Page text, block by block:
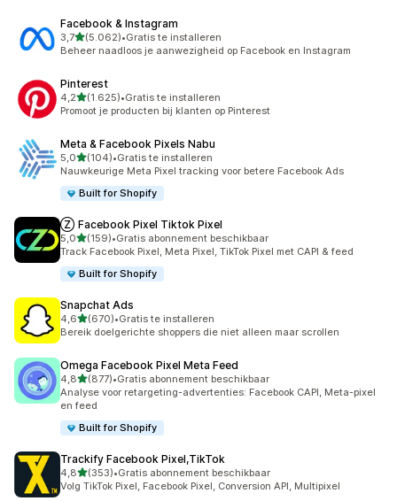
Facebook & Instagram
3,7van 5 sterren
(5.062)
5062 recensies in totaal
•Gratis te installeren
Beheer naadloos je aanwezigheid op Facebook en Instagram
Pinterest
4,2van 5 sterren
(1.625)
1625 recensies in totaal
•Gratis te installeren
Promoot je producten bij klanten op Pinterest
Meta & Facebook Pixels Nabu
5,0van 5 sterren
(104)
104 recensies in totaal
•Gratis te installeren
Nauwkeurige Meta Pixel tracking voor betere Facebook Ads
Built for Shopify
Ⓩ Facebook Pixel Tiktok Pixel
5,0van 5 sterren
(159)
159 recensies in totaal
•Gratis abonnement beschikbaar
Track Facebook Pixel, Meta Pixel, TikTok Pixel met CAPI & feed
Built for Shopify
Snapchat Ads
4,6van 5 sterren
(670)
670 recensies in totaal
•Gratis te installeren
Bereik doelgerichte shoppers die niet alleen maar scrollen
Omega Facebook Pixel Meta Feed
4,8van 5 sterren
(877)
877 recensies in totaal
•Gratis abonnement beschikbaar
Analyse voor retargeting-advertenties: Facebook CAPI, Meta-pixel
en feed
Built for Shopify
Trackify Facebook Pixel,TikTok
4,8van 5 sterren
(353)
353 recensies in totaal
•Gratis abonnement beschikbaar
Volg TikTok Pixel, Facebook Pixel, Conversion API, Multipixel